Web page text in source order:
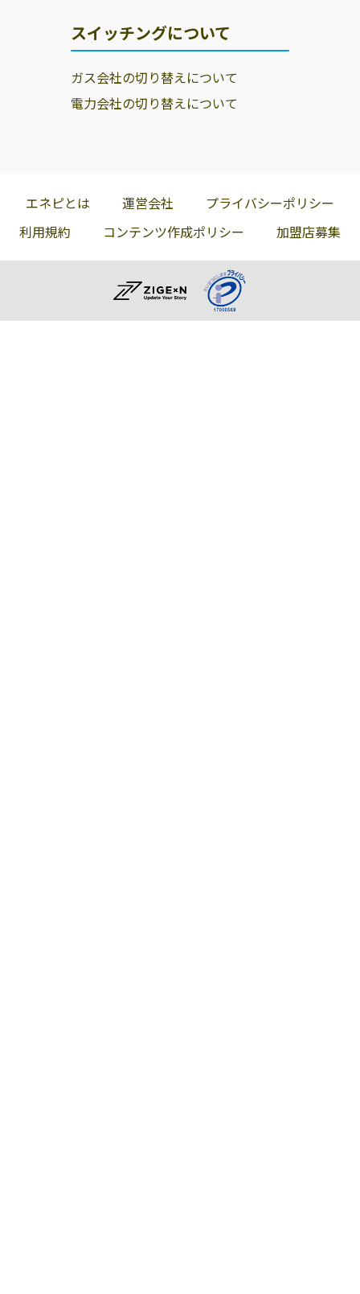
スイッチングについて
ガス会社の切り替えについて
電力会社の切り替えについて
エネピとは 運営会社
プライバシーポリシー
利用規約
コンテンツ作成ポリシー 加盟店募集